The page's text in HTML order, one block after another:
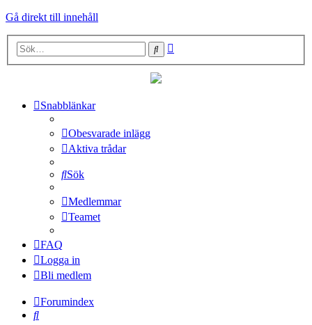
Gå direkt till innehåll
Sök
Snabblänkar
Obesvarade inlägg
Aktiva trådar
Sök
Medlemmar
Teamet
FAQ
Logga in
Bli medlem
Forumindex
Sök